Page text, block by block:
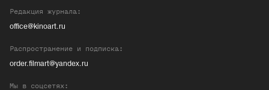
Редакция журнала:
office@kinoart.ru
Распространение и подписка:
order.filmart@yandex.ru
Мы в соцсетях: